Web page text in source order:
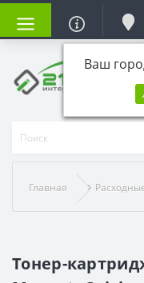
Ваш
Главная
Тонер-